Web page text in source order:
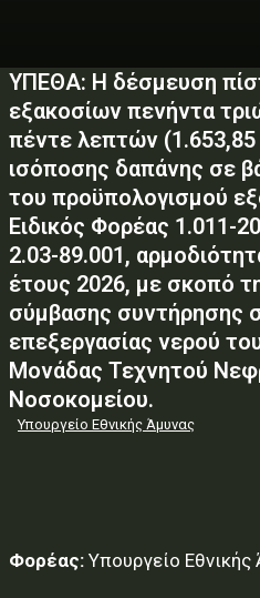
ΥΠΕΘΑ: H δέσμευση
εξακοσίων πενήντα
πέντε λεπτών
ισόποσης δαπάνης σε
του προϋπολογισμού
Ειδικός Φορέας 1.011-
2.03-89.001,
έτους 2026, με σκοπό
σύμβασης συντήρησης
επεξεργασίας νερού
Μονάδας Τεχνητού
Νοσοκομείου.
Υπουργείο Εθνικής Άμυνας
Φορέας: Υπουργείο Εθνικής